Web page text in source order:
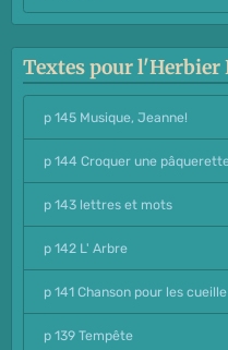
Textes pour l'Herbier
p 145 Musique, Jeanne!
p 144 Croquer une
p 143 lettres et mots
p 142 L' Arbre
p 141 Chanson pour les cueille
p 139 Tempête